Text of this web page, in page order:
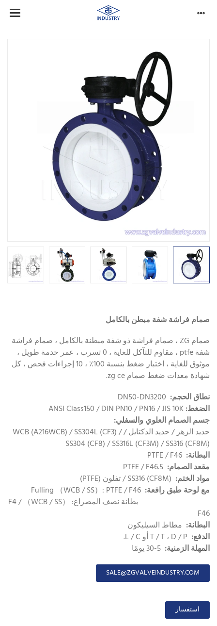
صمام فراشة شفة مبطن بالكامل
صمام ZG ، صمام فراشة ذو شفة مبطنة بالكامل ، صمام فراشة
شفة ptfe ، مقاوم للتآكل للغاية ، 0 تسرب ، عمر خدمة طويل ،
موثوق للغاية ، اختبار ضغط بنسبة 100٪ ، 10 إجراءات فحص ، كل
شهادة معدات ضغط صمام zg ce.
نطاق الحجم:
الضغط:
جسم الصمام العلوي والسفلي:
حديد الزهر / حديد الدكتايل / WCB (A216WCB) / SS304L (CF3) /
SS304 (CF8) / SS316L (CF3M) / SS316 (CF8M)
البطانة:
مقعد الصمام:
مواد الختم:
مع لوحة طبق رافعة:
بطانة نصف المصراع: （WCB / SS） F4 /
F46
البطانة: مطاط السيليكون
الدفع:
المهلة الزمنية:
SALE@ZGVALVEINDUSTRY.COM
استفسار